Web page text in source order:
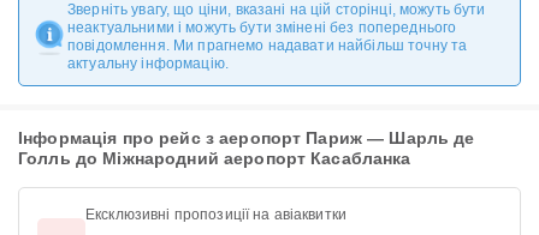
Зверніть увагу, що ціни, вказані на цій сторінці, можуть бути
неактуальними і можуть бути змінені без попереднього
повідомлення. Ми прагнемо надавати найбільш точну та
актуальну інформацію.
Інформація про рейс з аеропорт Париж — Шарль де
Голль до Міжнародний аеропорт Касабланка
Ексклюзивні пропозиції на авіаквитки